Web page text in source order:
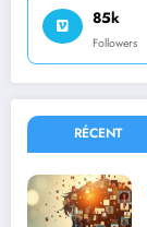
85k
Followers
RÉCENT